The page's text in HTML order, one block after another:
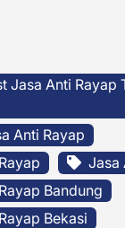
Jasa Anti Rayap
Anti Rayap
Jasa
Bandung
Bekasi